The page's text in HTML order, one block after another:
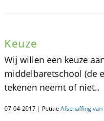
Keuze
Wij willen een keuze
middelbaretschool (de
tekenen neemt of niet..
07-04-2017 | Petitie Afschaffing